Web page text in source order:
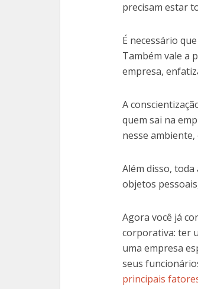
precisam estar
É necessário
Também vale a
empresa,
A
quem sai na
nesse
Além disso,
objetos
Agora você já
corporativa: ter
uma empresa
seus
principais